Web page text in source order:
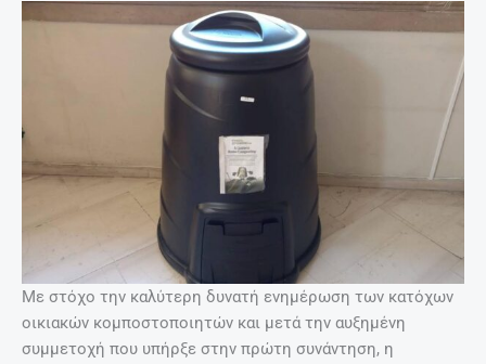
Με στόχο την καλύτερη δυνατή ενημέρωση των κατόχων
οικιακών κομποστοποιητών και μετά την αυξημένη
συμμετοχή που υπήρξε στην πρώτη συνάντηση, η